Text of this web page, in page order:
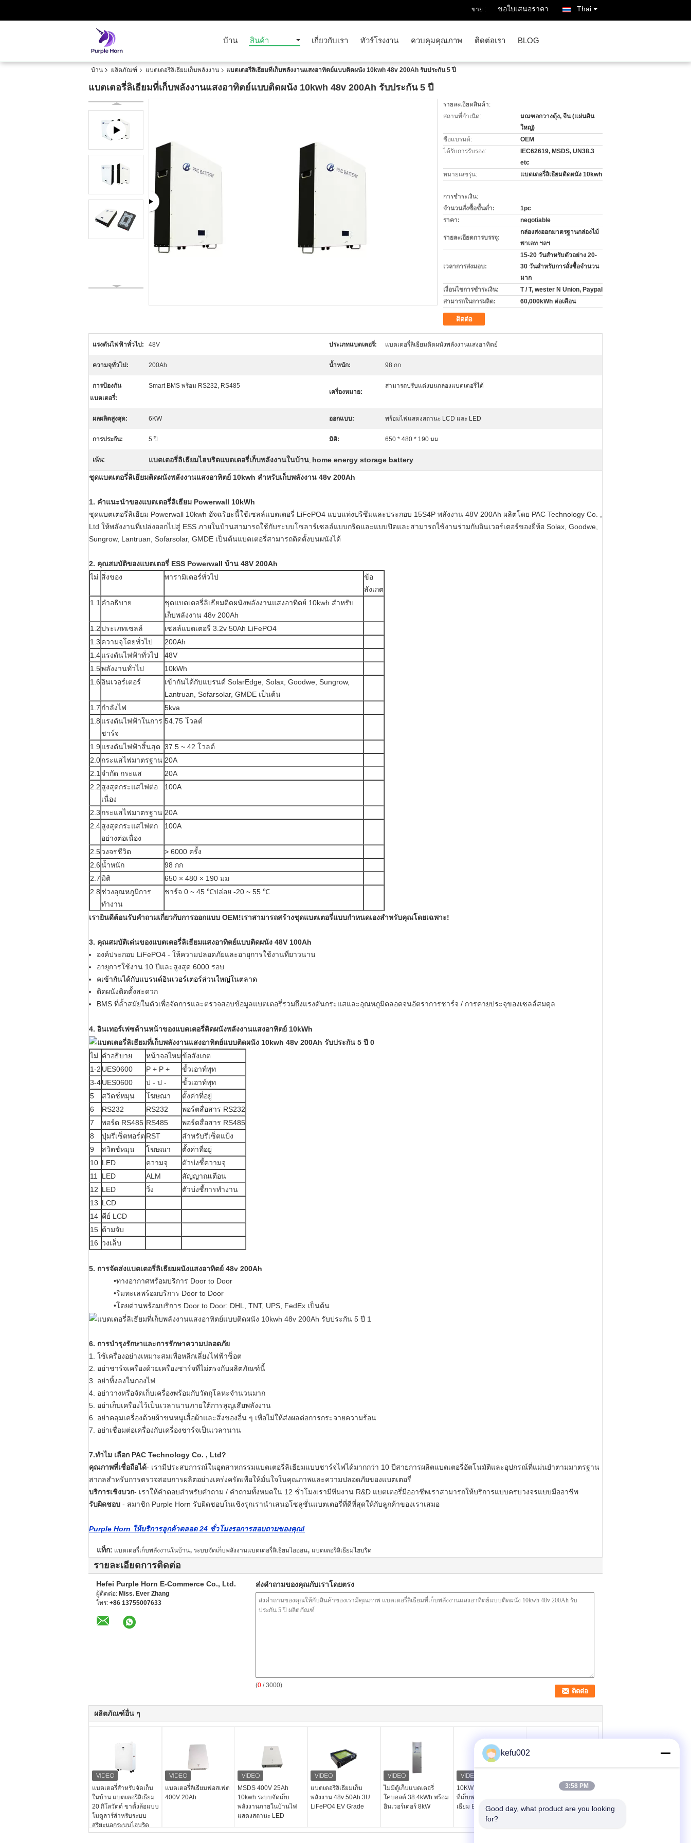
ขาย : ขอใบเสนอราคา Thai
บ้าน สินค้า เกี่ยวกับเรา ทัวร์โรงงาน ควบคุมคุณภาพ ติดต่อเรา BLOG
บ้าน ผลิตภัณฑ์ แบตเตอรี่ลิเธียมเก็บพลังงาน แบตเตอรี่ลิเธียมที่เก็บพลังงานแสงอาทิตย์แบบติดผนัง 10kwh 48v 200Ah รับประกัน 5 ปี
แบตเตอรี่ลิเธียมที่เก็บพลังงานแสงอาทิตย์แบบติดผนัง 10kwh 48v 200Ah รับประกัน 5 ปี
รายละเอียดสินค้า:
สถานที่กำเนิด:
มณฑลกวางตุ้ง, จีน (แผ่นดิน
ใหญ่)
ชื่อแบรนด์:
OEM
ได้รับการรับรอง:
IEC62619, MSDS, UN38.3
etc
หมายเลขรุ่น:
แบตเตอรี่ลิเธียมติดผนัง 10kwh
การชำระเงิน:
จำนวนสั่งซื้อขั้นต่ำ:
1pc
ราคา:
negotiable
รายละเอียดการบรรจุ:
กล่องส่งออกมาตรฐานกล่องไม้
พาเลท ฯลฯ
เวลาการส่งมอบ:
15-20 วันสำหรับตัวอย่าง 20-
30 วันสำหรับการสั่งซื้อจำนวน
มาก
เงื่อนไขการชำระเงิน:
T / T, wester N Union, Paypal
สามารถในการผลิต:
60,000kWh ต่อเดือน
ติดต่อ
แรงดันไฟฟ้าทั่วไป: 48V ประเภทแบตเตอรี่: แบตเตอรี่ลิเธียมติดผนังพลังงานแสงอาทิตย์
ความจุทั่วไป: 200Ah น้ำหนัก: 98 กก
การป้องกัน
แบตเตอรี่:
Smart BMS พร้อม RS232, RS485
เครื่องหมาย:
สามารถปรับแต่งบนกล่องแบตเตอรี่ได้
ผลผลิตสูงสุด: 6KW ออกแบบ: พร้อมไฟแสดงสถานะ LCD และ LED
การประกัน: 5 ปี มิติ: 650 * 480 * 190 มม
เน้น: แบตเตอรี่ลิเธียมไฮบริดแบตเตอรี่เก็บพลังงานในบ้าน, home energy storage battery
ชุดแบตเตอรี่ลิเธียมติดผนังพลังงานแสงอาทิตย์ 10kwh สำหรับเก็บพลังงาน 48v 200Ah
1. คำแนะนำของแบตเตอรี่ลิเธียม Powerwall 10kWh
ชุดแบตเตอรี่ลิเธียม Powerwall 10kwh อัจฉริยะนี้ใช้เซลล์แบตเตอรี่ LiFePO4 แบบแท่งปริซึมและประกอบ 15S4P พลังงาน 48V 200Ah ผลิตโดย PAC Technology Co. ,
Ltd ให้พลังงานที่เปล่งออกไปสู่ ​​ESS ภายในบ้านสามารถใช้กับระบบโซลาร์เซลล์แบบกริดและแบบปิดและสามารถใช้งานร่วมกับอินเวอร์เตอร์ของยี่ห้อ Solax, Goodwe,
Sungrow, Lantruan, Sofarsolar, GMDE เป็นต้นแบตเตอรี่สามารถติดตั้งบนผนังได้
2. คุณสมบัติของแบตเตอรี่ ESS Powerwall บ้าน 48V 200Ah
ไม่ สิ่งของ พารามิเตอร์ทั่วไป
ข้อ
สังเกต
1.1 คำอธิบาย
ชุดแบตเตอรี่ลิเธียมติดผนังพลังงานแสงอาทิตย์ 10kwh สำหรับ
เก็บพลังงาน 48v 200Ah
1.2ประเภทเซลล์
เซลล์แบตเตอรี่ 3.2v 50Ah LiFePO4
1.3 ความจุโดยทั่วไป
200Ah
1.4แรงดันไฟฟ้าทั่วไป
48V
1.5พลังงานทั่วไป
10kWh
1.6อินเวอร์เตอร์
เข้ากันได้กับแบรนด์ SolarEdge, Solax, Goodwe, Sungrow,
Lantruan, Sofarsolar, GMDE เป็นต้น
1.7 กำลังไฟ
5kva
1.8 แรงดันไฟฟ้าในการ
ชาร์จ
54.75 โวลต์
1.9 แรงดันไฟฟ้าสิ้นสุด 37.5 ~ 42 โวลต์
2.0กระแสไฟมาตรฐาน 20A
2.1 จำกัด กระแส
20A
2.2 สูงสุดกระแสไฟต่อ
เนื่อง
100A
2.3 กระแสไฟมาตรฐาน 20A
2.4สูงสุดกระแสไฟตก
อย่างต่อเนื่อง
100A
2.5วงจรชีวิต
> 6000 ครั้ง
2.6น้ำหนัก
98 กก
2.7 มิติ
650 × 480 × 190 มม
2.8 ช่วงอุณหภูมิการ
ทำงาน
ชาร์จ 0 ~ 45 ℃ปล่อย -20 ~ 55 ℃
เรายินดีต้อนรับคำถามเกี่ยวกับการออกแบบ OEM!เราสามารถสร้างชุดแบตเตอรี่แบบกำหนดเองสำหรับคุณโดยเฉพาะ!
3. คุณสมบัติเด่นของแบตเตอรี่ลิเธียมแสงอาทิตย์แบบติดผนัง 48V 100Ah
องค์ประกอบ LiFePO4 - ให้ความปลอดภัยและอายุการใช้งานที่ยาวนาน
อายุการใช้งาน 10 ปีและสูงสุด 6000 รอบ
คเข้ากันได้กับแบรนด์อินเวอร์เตอร์ส่วนใหญ่ในตลาด
ติดผนังติดตั้งสะดวก
BMS ที่ล้ำสมัยในตัวเพื่อจัดการและตรวจสอบข้อมูลแบตเตอรี่รวมถึงแรงดันกระแสและอุณหภูมิตลอดจนอัตราการชาร์จ / การคายประจุของเซลล์สมดุล
4. อินเทอร์เฟซด้านหน้าของแบตเตอรี่ติดผนังพลังงานแสงอาทิตย์ 10kWh
ไม่ คำอธิบาย หน้าจอไหมข้อสังเกต
1-2 UES0600 P + P +
ขั้วเอาท์พุท
3-4UES0600 ป - ป -
ขั้วเอาท์พุท
5
สวิตช์หมุน โฆษณา
ตั้งค่าที่อยู่
6
RS232 RS232
พอร์ตสื่อสาร RS232
7
พอร์ต RS485 RS485
พอร์ตสื่อสาร RS485
8
ปุ่มรีเซ็ตพอร์ต RST
สำหรับรีเซ็ตแป้ง
9
สวิตช์หมุน โฆษณา
ตั้งค่าที่อยู่
10 LED ความจุ
ตัวบ่งชี้ความจุ
11
LED ALM
สัญญาณเตือน
12 LED วิ่ง
ตัวบ่งชี้การทำงาน
13 LCD
14 คีย์ LCD
15 ด้ามจับ
16 วงเล็บ
5. การจัดส่งแบตเตอรี่ลิเธียมผนังแสงอาทิตย์ 48v 200Ah
•ทางอากาศพร้อมบริการ Door to Door
•ริมทะเลพร้อมบริการ Door to Door
•โดยด่วนพร้อมบริการ Door to Door: DHL, TNT, UPS, FedEx เป็นต้น
6. การบำรุงรักษาและการรักษาความปลอดภัย
1. ใช้เครื่องอย่างเหมาะสมเพื่อหลีกเลี่ยงไฟฟ้าช็อต
2. อย่าชาร์จเครื่องด้วยเครื่องชาร์จที่ไม่ตรงกับผลิตภัณฑ์นี้
3. อย่าทิ้งลงในกองไฟ
4. อย่าวางหรือจัดเก็บเครื่องพร้อมกับวัตถุโลหะจำนวนมาก
5. อย่าเก็บเครื่องไว้เป็นเวลานานภายใต้การสูญเสียพลังงาน
6. อย่าคลุมเครื่องด้วยผ้าขนหนูเสื้อผ้าและสิ่งของอื่น ๆ เพื่อไม่ให้ส่งผลต่อการกระจายความร้อน
7. อย่าเชื่อมต่อเครื่องกับเครื่องชาร์จเป็นเวลานาน
7.ทำไม เลือก PAC Technology Co. , Ltd?
คุณภาพที่เชื่อถือได้- เรามีประสบการณ์ในอุตสาหกรรมแบตเตอรี่ลิเธียมแบบชาร์จไฟได้มากกว่า 10 ปีสายการผลิตแบตเตอรี่อัตโนมัติและอุปกรณ์ที่แม่นยำตามมาตรฐาน
สากลสำหรับการตรวจสอบการผลิตอย่างเคร่งครัดเพื่อให้มั่นใจในคุณภาพและความปลอดภัยของแบตเตอรี่
บริการเชิงบวก- เราให้คำตอบสำหรับคำถาม / คำถามทั้งหมดใน 12 ชั่วโมงเรามีทีมงาน R&D แบตเตอรี่มืออาชีพเราสามารถให้บริการแบบครบวงจรแบบมืออาชีพ
รับผิดชอบ - สมาชิก Purple Horn รับผิดชอบในเชิงรุกเรานำเสนอโซลูชั่นแบตเตอรี่ที่ดีที่สุดให้กับลูกค้าของเราเสมอ
Purple Horn ให้บริการลูกค้าตลอด 24 ชั่วโมงรอการสอบถามของคุณ!
แท็ก: แบตเตอรี่เก็บพลังงานในบ้าน, ระบบจัดเก็บพลังงานแบตเตอรี่ลิเธียมไอออน, แบตเตอรี่ลิเธียมไฮบริด
รายละเอียดการติดต่อ
Hefei Purple Horn E-Commerce Co., Ltd.
ผู้ติดต่อ: Miss. Ever Zhang
โทร: +86 13755007633
ส่งคำถามของคุณกับเราโดยตรง
(0 / 3000)
ผลิตภัณฑ์อื่น ๆ
แบตเตอรี่สำหรับจัดเก็บ
ในบ้าน แบตเตอรี่ลิเธียม
20 กิโลวัตต์ ขาตั้งล้อแบบ
โมดูลาร์สำหรับระบบ
สุริยะนอกระบบไฮบริด
แบตเตอรี่ลิเธียมฟอสเฟต
400V 20Ah
MSDS 400V 25Ah
10kwh ระบบจัดเก็บ
พลังงานภายในบ้านไฟ
แสดงสถานะ LED
แบตเตอรี่ลิเธียมเก็บ
พลังงาน 48v 50Ah 3U
LiFePO4 EV Grade
ไม่มีตู้เก็บแบตเตอรี่
โคบอลต์ 38.4kWh พร้อม
อินเวอร์เตอร์ 8kW
10KWH 48V 400V LPF
ที่เก็บพลังงานแบตเตอรี่ลิ
เธียม ESS Metal Case
5kwh 7kwh ระบบจัดเก็บ
Off Grid Inverter
kefu002
3:58 PM
Good day, what product are you looking
for?